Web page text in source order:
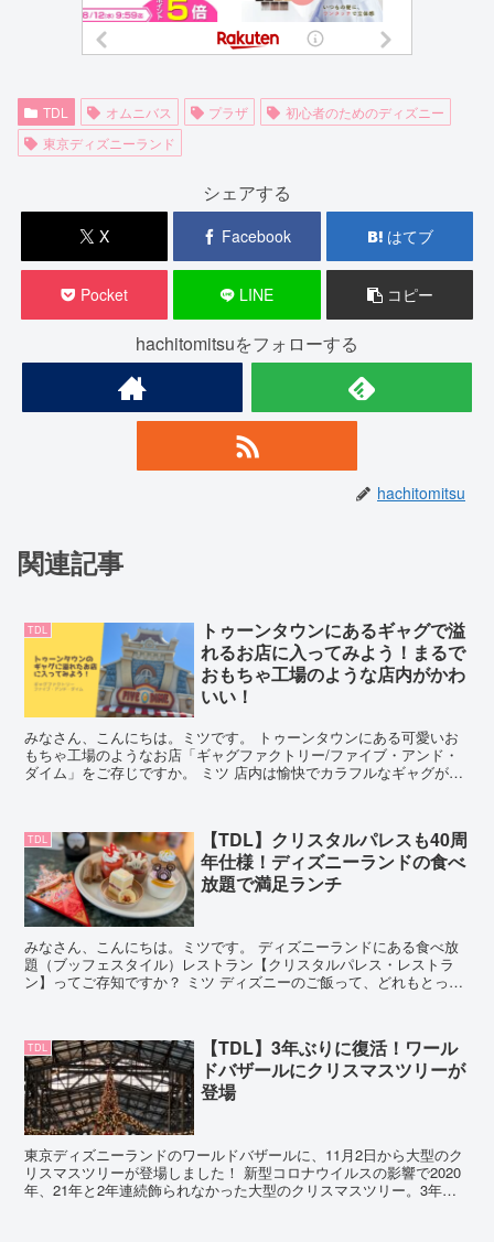
TDL オムニバス プラザ
初心者のためのディズニー
東京ディズニーランド
シェアする
X Facebook はてブ
Pocket LINE コピー
hachitomitsuをフォローする
hachitomitsu
関連記事
TDL
トゥーンタウンにあるギャグで溢
れるお店に入ってみよう！まるで
おもちゃ工場のような店内がかわ
いい！
みなさん、こんにちは。ミツです。 トゥーンタウンにある可愛いお
もちゃ工場のようなお店「ギャグファクトリー/ファイブ・アンド・
ダイム」をご存じですか。 ミツ 店内は愉快でカラフルなギャグがい
TDL
【TDL】クリスタルパレスも40周
年仕様！ディズニーランドの食べ
放題で満足ランチ
みなさん、こんにちは。ミツです。 ディズニーランドにある食べ放
題（ブッフェスタイル）レストラン【クリスタルパレス・レストラ
ン】ってご存知ですか？ ミツ ディズニーのご飯って、どれもとって
TDL
【TDL】3年ぶりに復活！ワール
ドバザールにクリスマスツリーが
登場
東京ディズニーランドのワールドバザールに、11月2日から大型のク
リスマスツリーが登場しました！ 新型コロナウイルスの影響で2020
年、21年と2年連続飾られなかった大型のクリスマスツリー。3年ぶ